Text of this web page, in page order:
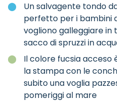
Un salvagente tondo
perfetto per i bambini
vogliono galleggiare in
sacco di spruzzi in
Il colore fucsia acceso
la stampa con le
subito una voglia
pomeriggi al mare